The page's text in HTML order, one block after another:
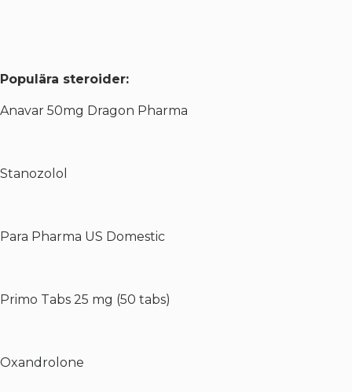
Populära steroider:
Anavar 50mg Dragon Pharma
Stanozolol
Para Pharma US Domestic
Primo Tabs 25 mg (50 tabs)
Oxandrolone